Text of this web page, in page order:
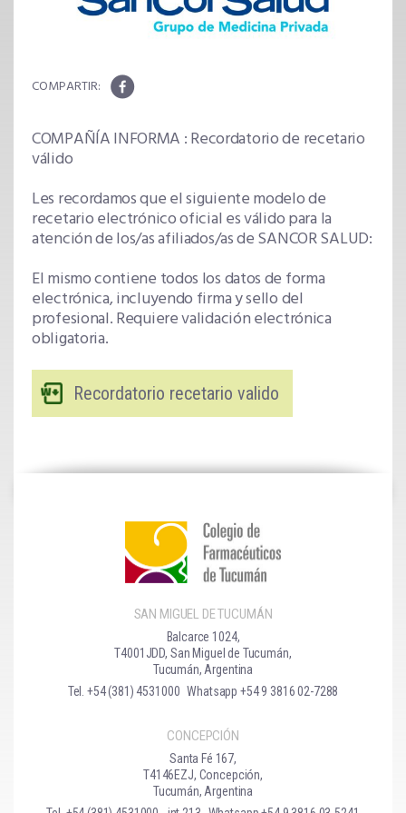
COMPAÑÍA INFORMA : Recordatorio de recetario
válido
Les recordamos que el siguiente modelo de
recetario electrónico oficial es válido para la
atención de los/as afiliados/as de SANCOR SALUD:
El mismo contiene todos los datos de forma
electrónica, incluyendo firma y sello del
profesional. Requiere validación electrónica
obligatoria.
Recordatorio recetario valido
SAN MIGUEL DE TUCUMÁN
Balcarce 1024,
T4001JDD, San Miguel de Tucumán,
Tucumán, Argentina
Tel. +54 (381) 4531000 Whatsapp +54 9 3816 02-7288
CONCEPCIÓN
Santa Fé 167,
T4146EZJ, Concepción,
Tucumán, Argentina